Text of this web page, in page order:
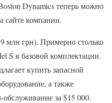
Dynamics теперь можно
сайте компании.
млн грн). Примерно столько
S в базовой комплектации.
купить запасной
а также
за $15 000.